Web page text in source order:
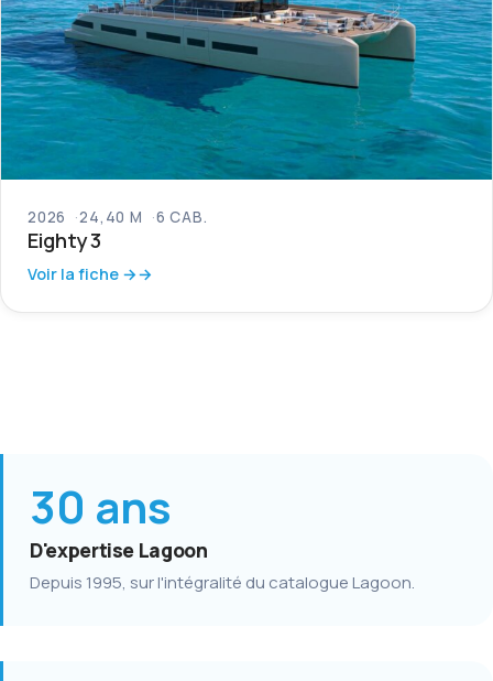
2026 24,40 M 6 CAB.
Eighty 3
Voir la fiche →
30 ans
D'expertise Lagoon
Depuis 1995, sur l'intégralité du catalogue Lagoon.